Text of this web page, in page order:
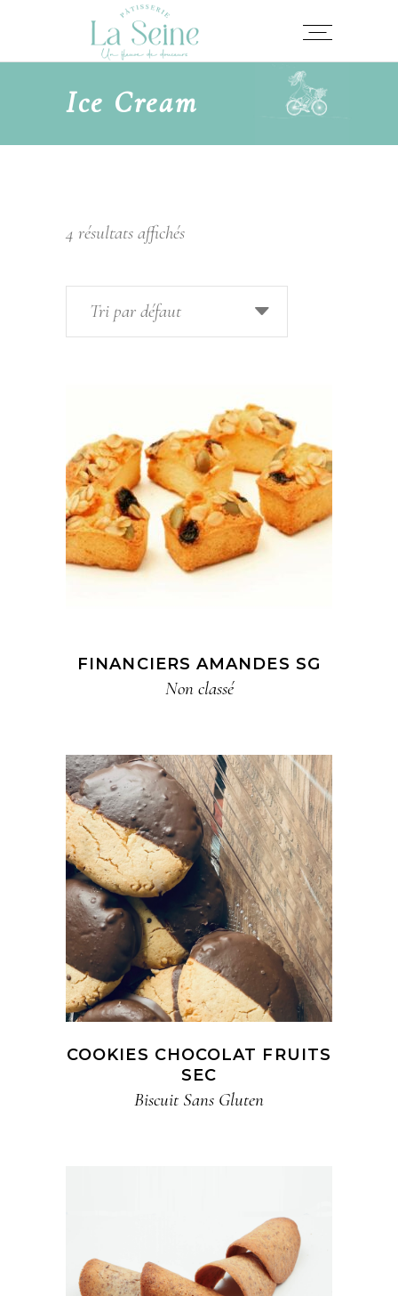
Ice Cream
4 résultats affichés
Tri par défaut
FINANCIERS AMANDES SG
Non classé
COOKIES CHOCOLAT FRUITS
SEC
Biscuit​ Sans Gluten